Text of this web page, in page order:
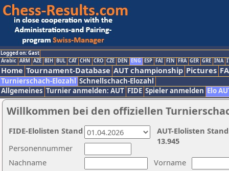
Logged on: Gast
Arabic ARM AZE BIH BUL CAT CHN CRO CZE DEN ENG ESP FAI FIN FRA GER GRE INA
Home Tournament-Database AUT championship Pictures
Turnierschach-Elozahl Schnellschach-Elozahl
Allgemeines Turnier anmelden: AUT FIDE Spieler anmelden Elo
Willkommen bei den offiziellen
Nachname
Vorname
Personennummer
AUT-Elolisten
13.945
FIDE-Elolisten Stand